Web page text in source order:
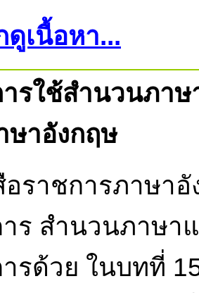
ดูเนื้อหา...
รใช้สำนวนภาษ
ษาอังกฤษ
ราชการภาษา
ร สำนวนภาษา
รด้วย ในบทที่